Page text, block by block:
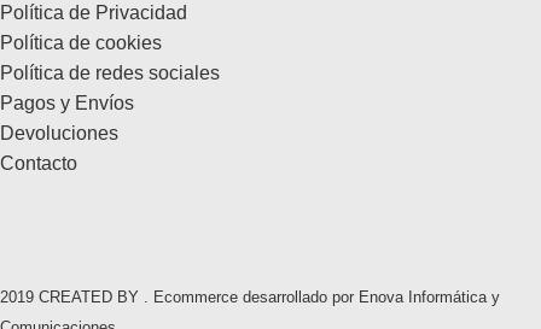
Política de Privacidad
Política de cookies
Política de redes sociales
Pagos y Envíos
Devoluciones
Contacto
2019 CREATED BY . Ecommerce desarrollado por Enova Informática y